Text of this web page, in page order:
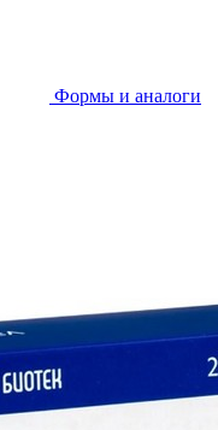
Формы и аналоги